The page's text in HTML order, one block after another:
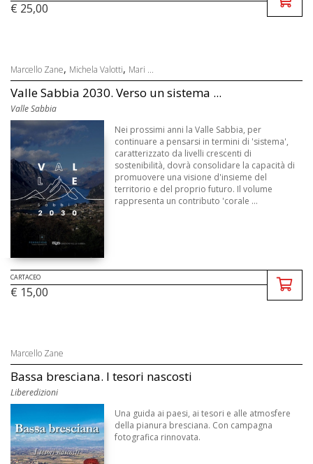
€ 25,00
Marcello Zane, Michela Valotti, Mari ...
Valle Sabbia 2030. Verso un sistema ...
Valle Sabbia
Nei prossimi anni la Valle Sabbia, per
continuare a pensarsi in termini di 'sistema',
caratterizzato da livelli crescenti di
sostenibilità, dovrà consolidare la capacità di
promuovere una visione d'insieme del
territorio e del proprio futuro. Il volume
rappresenta un contributo 'corale ...
CARTACEO
€ 15,00
Marcello Zane
Bassa bresciana. I tesori nascosti
Liberedizioni
Una guida ai paesi, ai tesori e alle atmosfere
della pianura bresciana. Con campagna
fotografica rinnovata.